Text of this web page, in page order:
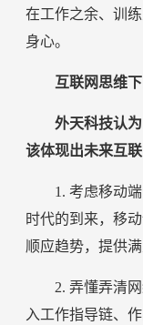
在工作之余、训
身心。
互联网思维
外天科技认
该体现出未来互
1. 考虑移动
时代的到来，移
顺应趋势，提供
2. 弄懂弄清
入工作指导链、